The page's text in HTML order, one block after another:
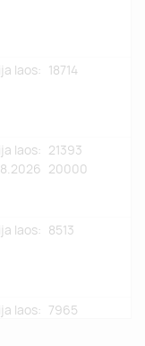
laos: 18714
laos: 21393
20000
laos: 8513
laos: 7965